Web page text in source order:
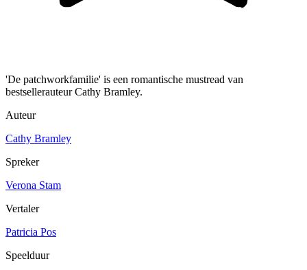
'De patchworkfamilie' is een romantische mustread van
bestsellerauteur Cathy Bramley.
Auteur
Cathy Bramley
Spreker
Verona Stam
Vertaler
Patricia Pos
Speelduur